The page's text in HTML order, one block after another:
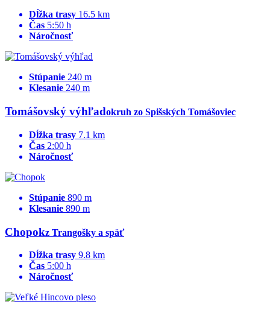
Dĺžka trasy 16.5 km
Čas 5:50 h
Náročnosť
Stúpanie 240 m
Klesanie 240 m
Tomášovský výhľadokruh zo Spišských Tomášoviec
Dĺžka trasy 7.1 km
Čas 2:00 h
Náročnosť
Stúpanie 890 m
Klesanie 890 m
Chopokz Trangošky a späť
Dĺžka trasy 9.8 km
Čas 5:00 h
Náročnosť